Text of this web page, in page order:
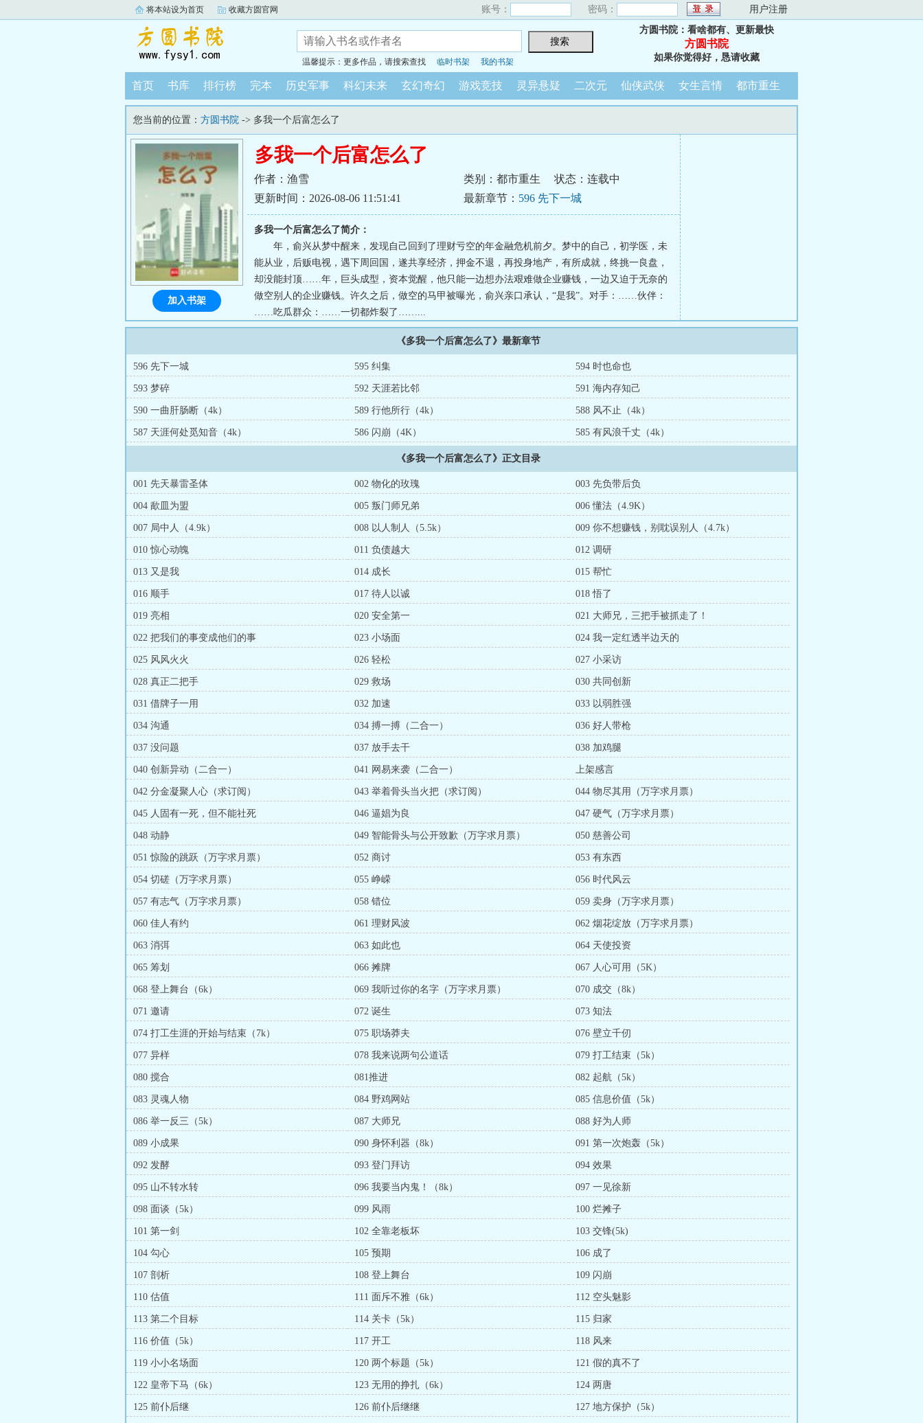
将本站设为首页 收藏方圆官网 账号： 密码： 用户注册
温馨提示：更多作品，请搜索查找 临时书架 我的书架
方圆书院：看啥都有、更新最快
方圆书院
如果你觉得好，恳请收藏
首页 书库 排行榜 完本 历史军事 科幻未来 玄幻奇幻 游戏竞技 灵异悬疑 二次元 仙侠武侠 女生言情 都市重生
您当前的位置： 方圆书院 -> 多我一个后富怎么了
多我一个后富怎么了
作者：渔雪 类别：都市重生
状态：连载中
更新时间：2026-08-06 11:51:41
最新章节： 596 先下一城
多我一个后富怎么了简介：
年，俞兴从梦中醒来，发现自己回到了理财亏空的年金融危机前夕。梦中的自己，初学医，未
能从业，后贩电视，遇下周回国，遂共享经济，押金不退，再投身地产，有所成就，终挑一良盘，
却没能封顶……年，巨头成型，资本觉醒，他只能一边想办法艰难做企业赚钱，一边又迫于无奈的
做空别人的企业赚钱。许久之后，做空的马甲被曝光，俞兴亲口承认，“是我”。对手：……伙伴：
……吃瓜群众：……一切都炸裂了……...
加入书架
《多我一个后富怎么了》最新章节
596 先下一城 595 纠集 594 时也命也
593 梦碎 592 天涯若比邻 591 海内存知己
590 一曲肝肠断（4k） 589 行他所行（4k） 588 风不止（4k）
587 天涯何处觅知音（4k） 586 闪崩（4K） 585 有风浪千丈（4k）
《多我一个后富怎么了》正文目录
001 先天暴雷圣体 002 物化的玫瑰 003 先负带后负
004 歃皿为盟 005 叛门师兄弟 006 懂法（4.9K）
007 局中人（4.9k） 008 以人制人（5.5k） 009 你不想赚钱，别耽误别人（4.7k）
010 惊心动魄 011 负债越大 012 调研
013 又是我 014 成长 015 帮忙
016 顺手 017 待人以诚 018 悟了
019 亮相 020 安全第一 021 大师兄，三把手被抓走了！
022 把我们的事变成他们的事 023 小场面 024 我一定红透半边天的
025 风风火火 026 轻松 027 小采访
028 真正二把手 029 救场 030 共同创新
031 借牌子一用 032 加速 033 以弱胜强
034 沟通 034 搏一搏（二合一） 036 好人带枪
037 没问题 037 放手去干 038 加鸡腿
040 创新异动（二合一） 041 网易来袭（二合一） 上架感言
042 分金凝聚人心（求订阅） 043 举着骨头当火把（求订阅） 044 物尽其用（万字求月票）
045 人固有一死，但不能社死 046 逼娼为良 047 硬气（万字求月票）
048 动静 049 智能骨头与公开致歉（万字求月票） 050 慈善公司
051 惊险的跳跃（万字求月票） 052 商讨 053 有东西
054 切磋（万字求月票） 055 峥嵘 056 时代风云
057 有志气（万字求月票） 058 错位 059 卖身（万字求月票）
060 佳人有约 061 理财风波 062 烟花绽放（万字求月票）
063 消弭 063 如此也 064 天使投资
065 筹划 066 摊牌 067 人心可用（5K）
068 登上舞台（6k） 069 我听过你的名字（万字求月票） 070 成交（8k）
071 邀请 072 诞生 073 知法
074 打工生涯的开始与结束（7k） 075 职场莽夫 076 壁立千仞
077 异样 078 我来说两句公道话 079 打工结束（5k）
080 搅合 081推进 082 起航（5k）
083 灵魂人物 084 野鸡网站 085 信息价值（5k）
086 举一反三（5k） 087 大师兄 088 好为人师
089 小成果 090 身怀利器（8k） 091 第一次炮轰（5k）
092 发酵 093 登门拜访 094 效果
095 山不转水转 096 我要当内鬼！（8k） 097 一见徐新
098 面谈（5k） 099 风雨 100 烂摊子
101 第一剑 102 全靠老板坏 103 交锋(5k)
104 勾心 105 预期 106 成了
107 剖析 108 登上舞台 109 闪崩
110 估值 111 面斥不雅（6k） 112 空头魅影
113 第二个目标 114 关卡（5k） 115 归家
116 价值（5k） 117 开工 118 风来
119 小小名场面 120 两个标题（5k） 121 假的真不了
122 皇帝下马（6k） 123 无用的挣扎（6k） 124 两唐
125 前仆后继 126 前仆后继继 127 地方保护（5k）